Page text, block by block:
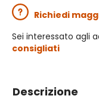
Richiedi
Sei interessato agli
consigliati
Descrizione